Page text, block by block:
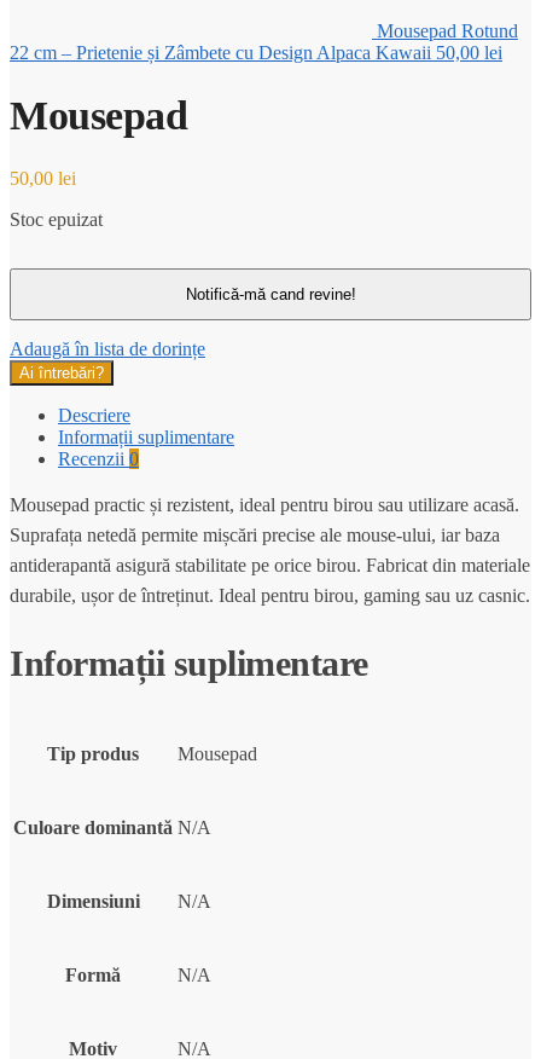
Mousepad Rotund
22 cm – Prietenie și Zâmbete cu Design Alpaca Kawaii 50,00 lei
Mousepad
50,00 lei
Stoc epuizat
Adaugă în lista de dorințe
Ai întrebări?
Descriere
Informații suplimentare
Recenzii 0
Mousepad practic și rezistent, ideal pentru birou sau utilizare acasă.
Suprafața netedă permite mișcări precise ale mouse-ului, iar baza
antiderapantă asigură stabilitate pe orice birou. Fabricat din materiale
durabile, ușor de întreținut. Ideal pentru birou, gaming sau uz casnic.
Informații suplimentare
Tip produs Mousepad
Culoare dominantă N/A
Dimensiuni N/A
Formă N/A
Motiv N/A